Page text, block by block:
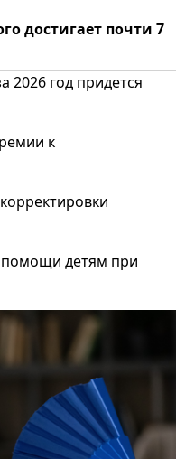
достигает почти 7
2026 год придется
к
помощи детям при